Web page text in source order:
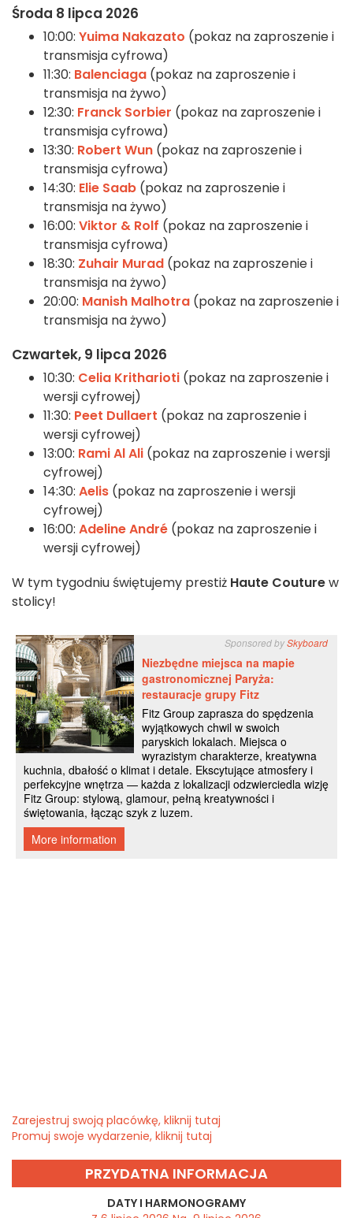
Środa 8 lipca 2026
10:00: Yuima Nakazato (pokaz na zaproszenie i
transmisja cyfrowa)
11:30: Balenciaga (pokaz na zaproszenie i
transmisja na żywo)
12:30: Franck Sorbier (pokaz na zaproszenie i
transmisja cyfrowa)
13:30: Robert Wun (pokaz na zaproszenie i
transmisja cyfrowa)
14:30: Elie Saab (pokaz na zaproszenie i
transmisja na żywo)
16:00: Viktor & Rolf (pokaz na zaproszenie i
transmisja cyfrowa)
18:30: Zuhair Murad (pokaz na zaproszenie i
transmisja na żywo)
20:00: Manish Malhotra (pokaz na zaproszenie i
transmisja na żywo)
Czwartek, 9 lipca 2026
10:30: Celia Kritharioti (pokaz na zaproszenie i
wersji cyfrowej)
11:30: Peet Dullaert (pokaz na zaproszenie i
wersji cyfrowej)
13:00: Rami Al Ali (pokaz na zaproszenie i wersji
cyfrowej)
14:30: Aelis (pokaz na zaproszenie i wersji
cyfrowej)
16:00: Adeline André (pokaz na zaproszenie i
wersji cyfrowej)
W tym tygodniu świętujemy prestiż Haute Couturew
stolicy!
Zarejestruj swoją placówkę, kliknij tutaj
Promuj swoje wydarzenie, kliknij tutaj
PRZYDATNA INFORMACJA
DATY I HARMONOGRAMY